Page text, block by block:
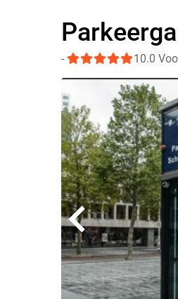
- 10.0